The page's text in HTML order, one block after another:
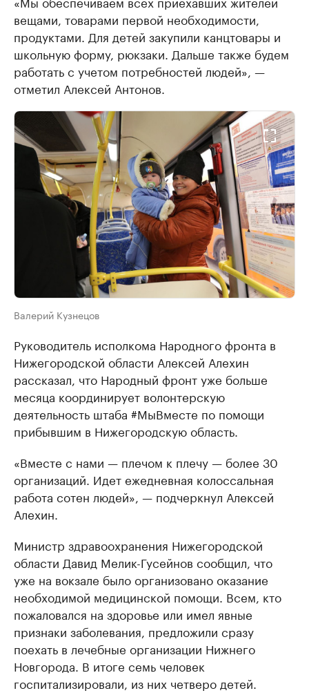
вещами, товарами первой необходимости,
продуктами. Для детей закупили канцтовары и
школьную форму, рюкзаки. Дальше также будем
работать с учетом потребностей людей», —
отметил Алексей Антонов.
Валерий Кузнецов
Руководитель исполкома Народного фронта в
Нижегородской области Алексей Алехин
рассказал, что Народный фронт уже больше
месяца координирует волонтерскую
деятельность штаба #МыВместе по помощи
прибывшим в Нижегородскую область.
«Вместе с нами — плечом к плечу — более 30
организаций. Идет ежедневная колоссальная
работа сотен людей», — подчеркнул Алексей
Алехин.
Министр здравоохранения Нижегородской
области Давид Мелик-Гусейнов сообщил, что
уже на вокзале было организовано оказание
необходимой медицинской помощи. Всем, кто
пожаловался на здоровье или имел явные
признаки заболевания, предложили сразу
поехать в лечебные организации Нижнего
Новгорода. В итоге семь человек
госпитализировали, из них четверо детей.